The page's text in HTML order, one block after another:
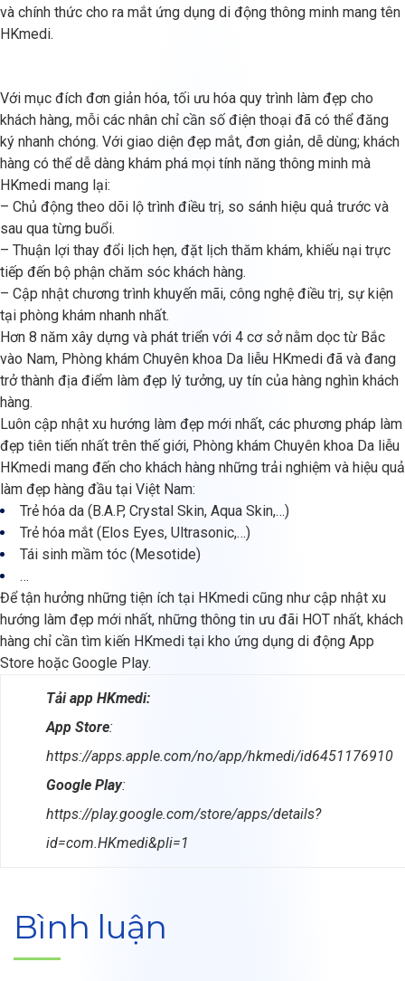
và chính thức cho ra mắt ứng dụng di động thông minh mang tên
HKmedi.
Với mục đích đơn giản hóa, tối ưu hóa quy trình làm đẹp cho
khách hàng, mỗi các nhân chỉ cần số điện thoại đã có thể đăng
ký nhanh chóng. Với giao diện đẹp mắt, đơn giản, dễ dùng; khách
hàng có thể dễ dàng khám phá mọi tính năng thông minh mà
HKmedi mang lại:
– Chủ động theo dõi lộ trình điều trị, so sánh hiệu quả trước và
sau qua từng buổi.
– Thuận lợi thay đổi lịch hẹn, đặt lịch thăm khám, khiếu nại trực
tiếp đến bộ phận chăm sóc khách hàng.
– Cập nhật chương trình khuyến mãi, công nghệ điều trị, sự kiện
tại phòng khám nhanh nhất.
Hơn 8 năm xây dựng và phát triển với 4 cơ sở nằm dọc từ Bắc
vào Nam, Phòng khám Chuyên khoa Da liễu HKmedi đã và đang
trở thành địa điểm làm đẹp lý tưởng, uy tín của hàng nghìn khách
hàng.
Luôn cập nhật xu hướng làm đẹp mới nhất, các phương pháp làm
đẹp tiên tiến nhất trên thế giới, Phòng khám Chuyên khoa Da liễu
HKmedi mang đến cho khách hàng những trải nghiệm và hiệu quả
làm đẹp hàng đầu tại Việt Nam:
Trẻ hóa da (B.A.P, Crystal Skin, Aqua Skin,…)
Trẻ hóa mắt (Elos Eyes, Ultrasonic,…)
Tái sinh mầm tóc (Mesotide)
…
Để tận hưởng những tiện ích tại HKmedi cũng như cập nhật xu
hướng làm đẹp mới nhất, những thông tin ưu đãi HOT nhất, khách
hàng chỉ cần tìm kiến HKmedi tại kho ứng dụng di động App
Store hoặc Google Play.
Tải app HKmedi:
App Store:
https://apps.apple.com/no/app/hkmedi/id6451176910
Google Play:
https://play.google.com/store/apps/details?
id=com.HKmedi&pli=1
Bình luận